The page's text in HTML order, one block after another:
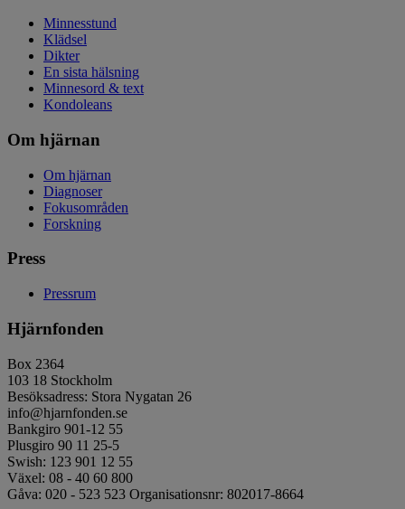
Minnesstund
Klädsel
Dikter
En sista hälsning
Minnesord & text
Kondoleans
Om hjärnan
Om hjärnan
Diagnoser
Fokusområden
Forskning
Press
Pressrum
Hjärnfonden
Box 2364
103 18 Stockholm
Besöksadress: Stora Nygatan 26
info@hjarnfonden.se
Bankgiro 901-12 55
Plusgiro 90 11 25-5
Swish: 123 901 12 55
Växel: 08 - 40 60 800
Gåva: 020 - 523 523 Organisationsnr: 802017-8664